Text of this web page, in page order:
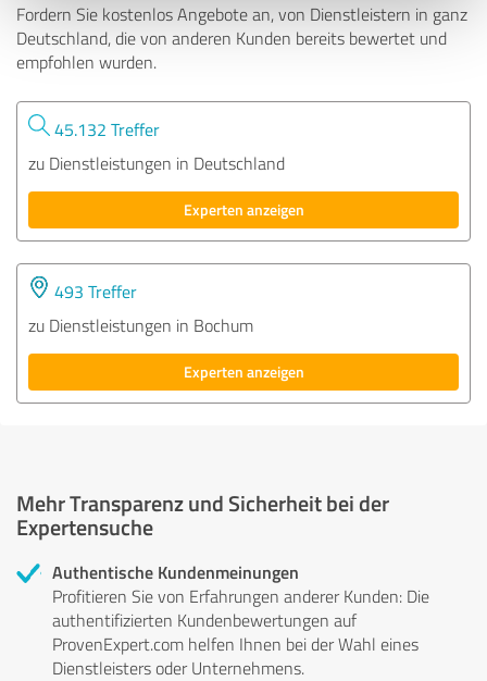
Fordern Sie kostenlos Angebote an, von Dienstleistern in ganz
Deutschland, die von anderen Kunden bereits bewertet und
empfohlen wurden.
45.132 Treffer
zu Dienstleistungen in Deutschland
Experten anzeigen
493 Treffer
zu Dienstleistungen in Bochum
Experten anzeigen
Mehr Transparenz und Sicherheit bei der
Expertensuche
Authentische Kundenmeinungen
Profitieren Sie von Erfahrungen anderer Kunden: Die
authentifizierten Kundenbewertungen auf
ProvenExpert.com helfen Ihnen bei der Wahl eines
Dienstleisters oder Unternehmens.